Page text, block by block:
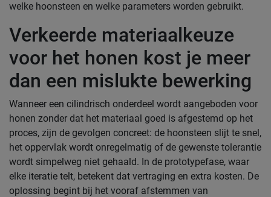
welke hoonsteen en welke parameters worden gebruikt.
Verkeerde materiaalkeuze
voor het honen kost je meer
dan een mislukte bewerking
Wanneer een cilindrisch onderdeel wordt aangeboden voor
honen zonder dat het materiaal goed is afgestemd op het
proces, zijn de gevolgen concreet: de hoonsteen slijt te snel,
het oppervlak wordt onregelmatig of de gewenste tolerantie
wordt simpelweg niet gehaald. In de prototypefase, waar
elke iteratie telt, betekent dat vertraging en extra kosten. De
oplossing begint bij het vooraf afstemmen van